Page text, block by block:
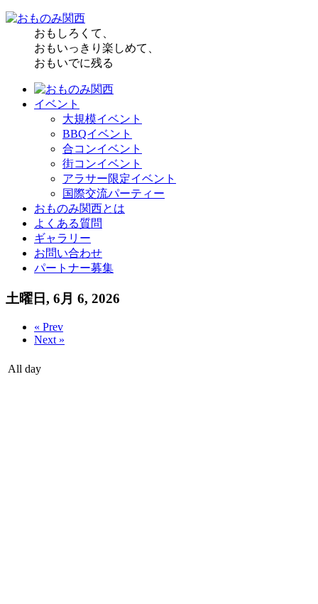
おもしろくて、
おもいっきり楽しめて、
おもいでに残る
イベント
大規模イベント
BBQイベント
合コンイベント
街コンイベント
アラサー限定イベント
国際交流パーティー
おものみ関西とは
よくある質問
ギャラリー
お問い合わせ
パートナー募集
土曜日, 6月 6, 2026
« Prev
Next »
All day